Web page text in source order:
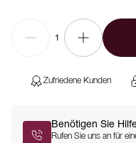
1
Zufriedene Kunden
Benötigen Sie
Rufen Sie uns an für